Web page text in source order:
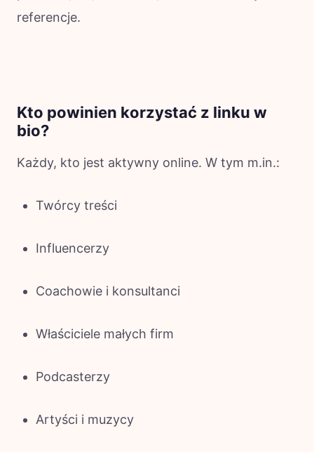
referencje.
Kto powinien korzystać z linku w
bio?
Każdy, kto jest aktywny online. W tym m.in.:
Twórcy treści
Influencerzy
Coachowie i konsultanci
Właściciele małych firm
Podcasterzy
Artyści i muzycy